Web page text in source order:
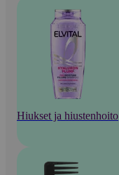
Hiukset ja hiustenhoito